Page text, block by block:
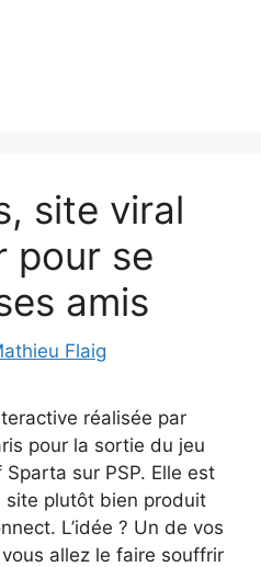
site viral
pour se
amis
Flaig
réalisée par
pour la sortie du jeu
sur PSP. Elle est
site plutôt bien produit
L’idée ? Un de vos
allez le faire souffrir